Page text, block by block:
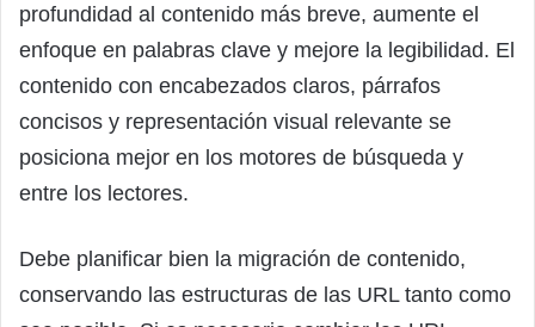
profundidad al contenido más breve, aumente el
enfoque en palabras clave y mejore la legibilidad. El
contenido con encabezados claros, párrafos
concisos y representación visual relevante se
posiciona mejor en los motores de búsqueda y
entre los lectores.
Debe planificar bien la migración de contenido,
conservando las estructuras de las URL tanto como